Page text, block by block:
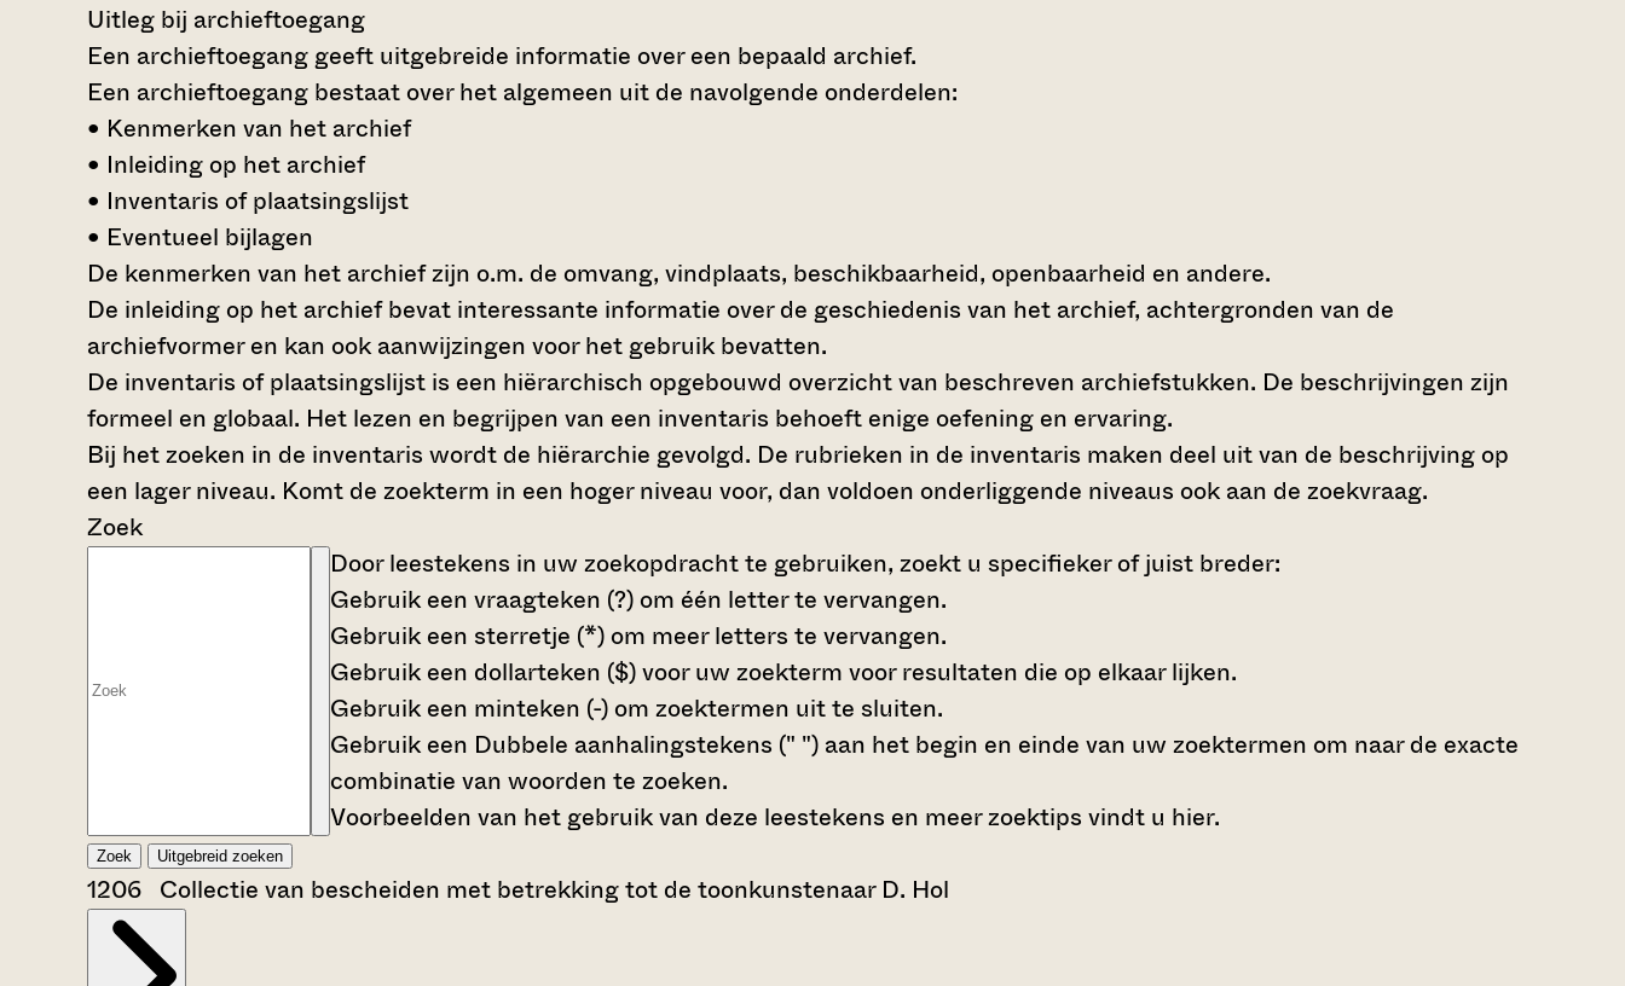
Uitleg bij archieftoegang
Een archieftoegang geeft uitgebreide informatie over een bepaald archief.
Een archieftoegang bestaat over het algemeen uit de navolgende onderdelen:
• Kenmerken van het archief
• Inleiding op het archief
• Inventaris of plaatsingslijst
• Eventueel bijlagen
De kenmerken van het archief zijn o.m. de omvang, vindplaats, beschikbaarheid, openbaarheid en andere.
De inleiding op het archief bevat interessante informatie over de geschiedenis van het archief, achtergronden van de
archiefvormer en kan ook aanwijzingen voor het gebruik bevatten.
De inventaris of plaatsingslijst is een hiërarchisch opgebouwd overzicht van beschreven archiefstukken. De beschrijvingen zijn
formeel en globaal. Het lezen en begrijpen van een inventaris behoeft enige oefening en ervaring.
Bij het zoeken in de inventaris wordt de hiërarchie gevolgd. De rubrieken in de inventaris maken deel uit van de beschrijving op
een lager niveau. Komt de zoekterm in een hoger niveau voor, dan voldoen onderliggende niveaus ook aan de zoekvraag.
Zoek
Door leestekens in uw zoekopdracht te gebruiken, zoekt u specifieker of juist breder:
Gebruik een vraagteken (?) om één letter te vervangen.
Gebruik een sterretje (*) om meer letters te vervangen.
Gebruik een dollarteken ($)voor uw zoekterm voor resultaten die op elkaar lijken.
Gebruik een minteken (-) om zoektermen uit te sluiten.
Gebruik een Dubbele aanhalingstekens (" ") aan het begin en einde van uw zoektermen om naar de exacte
combinatie van woorden te zoeken.
Voorbeelden van het gebruik van deze leestekens en meer zoektips vindt u hier.
Zoek Uitgebreid zoeken
1206 Collectie van bescheiden met betrekking tot de toonkunstenaar D. Hol